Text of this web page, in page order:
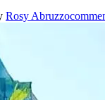
Rosy Abruzzo